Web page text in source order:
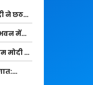
ने छठ
दी
समृद्धि
भवन में
पर
मोदी ने
लहराया